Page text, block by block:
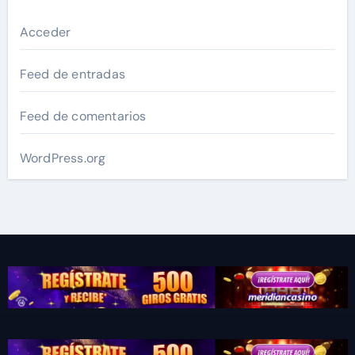
Acceder
Feed de entradas
Feed de comentarios
WordPress.org